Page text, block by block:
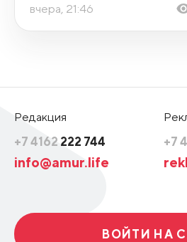
вчера, 21:46
Редакция
+7 4162 222 744
info@amur.life
+7
ВОЙТИ НА